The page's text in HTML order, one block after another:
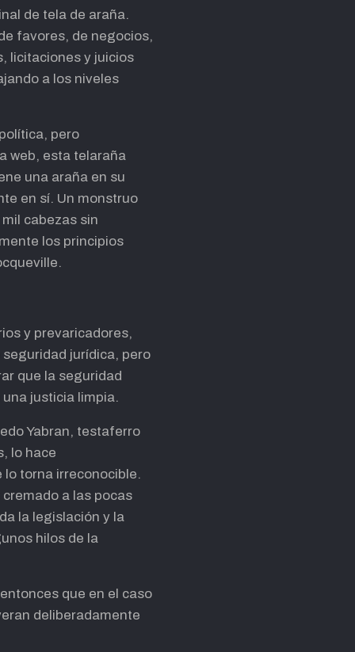
de tela de araña.
favores, de negocios,
licitaciones y juicios
a los niveles
pero
web, esta telaraña
una araña en su
en sí. Un monstruo
cabezas sin
los principios
y prevaricadores,
seguridad jurídica, pero
que la seguridad
justicia limpia.
Yabran, testaferro
lo hace
lo torna irreconocible.
a las pocas
la legislación y la
hilos de la
que en el caso
deliberadamente